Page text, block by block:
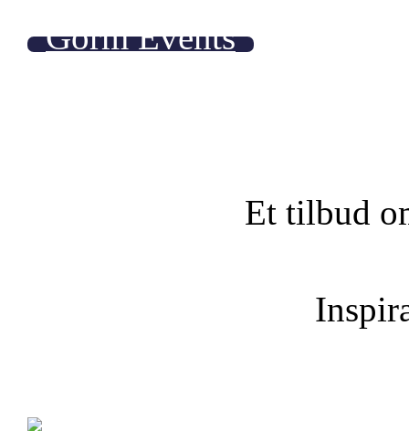
Gorm Events
Et tilbud